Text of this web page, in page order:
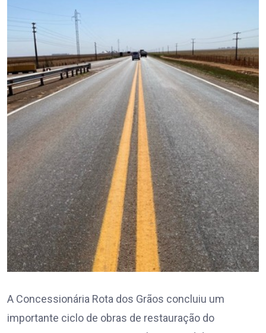
A Concessionária Rota dos Grãos concluiu um
importante ciclo de obras de restauração do